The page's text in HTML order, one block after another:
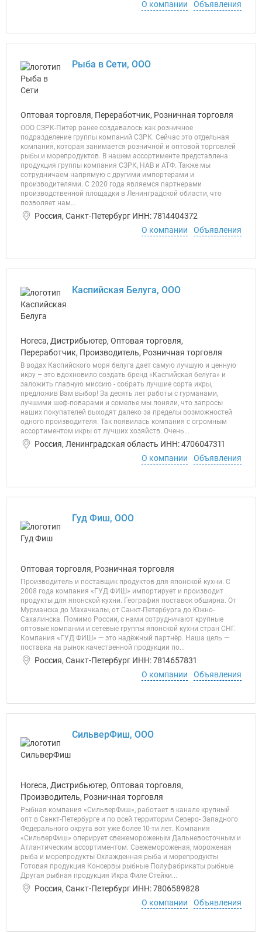
О компании Объявления
Рыба в Сети, ООО
Оптовая торговля, Переработчик, Розничная торговля
ООО СЗРК-Питер ранее создавалось как розничное
подразделение группы компаний СЗРК. Сейчас это отдельная
компания, которая занимается розничной и оптовой торговлей
рыбы и морепродуктов. В нашем ассортименте представлена
продукция группы компания СЗРК, НАВ и АТФ. Также мы
сотрудничаем напрямую с другими импортерами и
производителями. С 2020 года являемся партнерами
производственной площадки в Ленинградской области, что
позволяет нам...
Россия, Санкт-Петербург ИНН: 7814404372
О компании
Объявления
Каспийская Белуга, ООО
Horeca, Дистрибьютер, Оптовая торговля,
Переработчик, Производитель, Розничная торговля
В водах Каспийского моря белуга дает самую лучшую и ценную
икру – это вдохновило создать бренд «Каспийская белуга» и
заложить главную миссию - собрать лучшие сорта икры,
предложив Вам выбор! За десять лет работы с гурманами,
лучшими шеф-поварами и сомелье мы поняли, что запросы
наших покупателей выходят далеко за пределы возможностей
одного производителя. Так появилась компания с огромным
ассортиментом икры от лучших хозяйств. Очень...
Россия, Ленинградская область ИНН: 4706047311
О компании
Объявления
Гуд Фиш, ООО
Оптовая торговля, Розничная торговля
Производитель и поставщик продуктов для японской кухни. С
2008 года компания «ГУД ФИШ» импортирует и производит
продукты для японской кухни. География поставок обширна. От
Мурманска до Махачкалы, от Санкт-Петербурга до Южно-
Сахалинска. Помимо России, с нами сотрудничают крупные
оптовые компании и сетевые группы японской кухни стран СНГ.
Компания «ГУД ФИШ» — это надёжный партнёр. Наша цель —
поставка на рынок качественной продукции по...
Россия, Санкт-Петербург ИНН: 7814657831
О компании
Объявления
СильверФиш, ООО
Horeca, Дистрибьютер, Оптовая торговля,
Производитель, Розничная торговля
Рыбная компания «СильверФиш», работает в канале крупный
опт в Санкт-Петербурге и по всей территории Северо- Западного
Федерального округа вот уже более 10-ти лет. Компания
«СильверФиш» оперирует свежемороженым Дальневосточным и
Атлантическим ассортиментом. Свежемороженая, мороженая
рыба и морепродукты Охлажденная рыба и морепродукты
Готовая продукция Консервы рыбные Полуфабрикаты рыбные
Другая рыбная продукция Икра Филе Стейки...
Россия, Санкт-Петербург ИНН: 7806589828
О компании
Объявления